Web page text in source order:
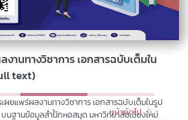
งานทางวิชาการ เอกสารฉบับเต็มใน
text)
ผยแพร่ผลงานทางวิชาการ เอกสารฉบับเต็มในรูป
นฐานข้อมูลสำนักหอสมุด มหาวิทยาลัยเชียงใหม่
1 หน้าถัดไป